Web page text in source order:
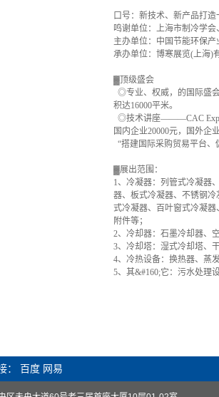
口号：新技术、新产品
鸣谢单位：上海市制冷学
主办单位：中国节能环保产
承办单位：博寒展览(上海)
▓顶级盛会
◎专业、权威，的国际盛
积达16000平米。
◎技术讲座———CAC Expo
国内企业20000元，国外企
“搭建国际采购贸易平台
▓展出范围：
1、冷凝器：列管式冷凝器
器、板式冷凝器、不锈钢
式冷凝器、百叶窗式冷凝
附件等；
2、冷却器：石墨冷却器、
3、冷却塔：湿式冷却塔、
4、冷热设备：换热器、蒸
5、其&#160;它：污水处理
： 百度 网易